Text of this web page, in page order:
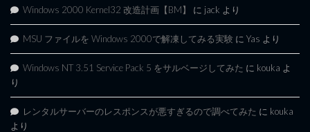
Windows 2000 Kernel32 改造計画【BM】 に jack より
MSU ファイルを Windows 2000で解凍してみる実験 に Yas より
Windows NT 3.51 Service Pack 5 をサルベージしてみた に kouka よ
り
レンタルサーバーのレスポンスが悪すぎるので調べてみた に kouka
より